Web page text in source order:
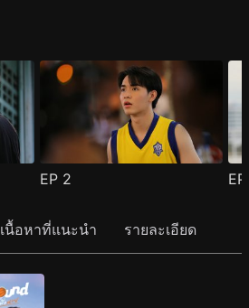
EP 2
เนื้อหาที่แนะนำ รายละเอียด